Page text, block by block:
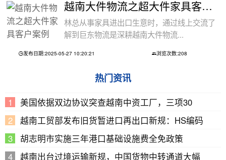
越南大件物流之超大件家具客户案例
林总从事家具进出口生意时，通过线上交流了
解到巨东物流是深耕越南大件物流...
发布日期:2025-05-27 10:20:21 浏览次数:208
热门资讯
美国依据双边协议突查越南中资工厂，三项30
越南工贸部发布旧货暂进口再出口新规：HS编码
胡志明市实施三年港口基础设施费全免政策
越南出台过境运输新规，中国货物中转通道大幅